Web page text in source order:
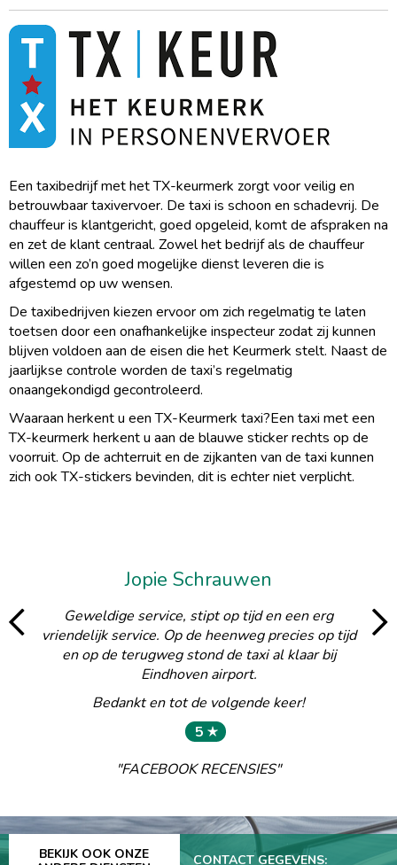
Een taxibedrijf met het TX-keurmerk zorgt voor veilig en
betrouwbaar taxivervoer. De taxi is schoon en schadevrij. De
chauffeur is klantgericht, goed opgeleid, komt de afspraken na
en zet de klant centraal. Zowel het bedrijf als de chauffeur
willen een zo’n goed mogelijke dienst leveren die is
afgestemd op uw wensen.
De taxibedrijven kiezen ervoor om zich regelmatig te laten
toetsen door een onafhankelijke inspecteur zodat zij kunnen
blijven voldoen aan de eisen die het Keurmerk stelt. Naast de
jaarlijkse controle worden de taxi’s regelmatig
onaangekondigd gecontroleerd.
Waaraan herkent u een TX-Keurmerk taxi?Een taxi met een
TX-keurmerk herkent u aan de blauwe sticker rechts op de
voorruit. Op de achterruit en de zijkanten van de taxi kunnen
zich ook TX-stickers bevinden, dit is echter niet verplicht.
Jopie Schrauwen
Geweldige service, stipt op tijd en een erg
vriendelijk service. Op de heenweg precies op tijd
en op de terugweg stond de taxi al klaar bij
Eindhoven airport.
Bedankt en tot de volgende keer!
5
"FACEBOOK RECENSIES"
CONTACT GEGEVENS:
BEKIJK OOK ONZE